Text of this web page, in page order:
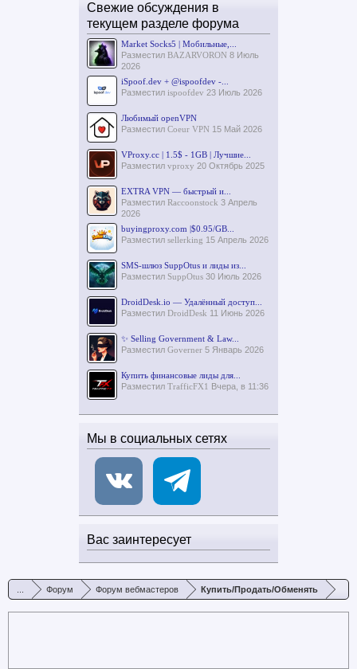
Свежие обсуждения в
текущем разделе форума
Market Socks5 | Мобильные,...
Разместил BAZARVORON 8 Июль
2026
iSpoof.dev + @ispoofdev -...
Разместил ispoofdev 23 Июль 2026
Любимый openVPN
Разместил Coeur VPN 15 Май 2026
VProxy.cc | 1.5$ - 1GB | Лучшие...
Разместил vproxy 20 Октябрь 2025
EXTRA VPN — быстрый и...
Разместил Raccoonstock 3 Апрель
2026
buyingproxy.com |$0.95/GB...
Разместил sellerking 15 Апрель 2026
SMS-шлюз SuppOtus и лиды из...
Разместил SuppOtus 30 Июль 2026
DroidDesk.io — Удалённый доступ...
Разместил DroidDesk 11 Июнь 2026
✨ Selling Government & Law...
Разместил Governer 5 Январь 2026
Купить финансовые лиды для...
Разместил TrafficFX1 Вчера, в 11:36
Мы в социальных сетях
Вас заинтересует
Форум Форум вебмастеров Купить/Продать/Обменять